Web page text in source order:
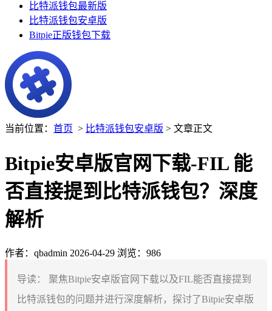
比特派钱包最新版
比特派钱包安卓版
Bitpie正版钱包下载
当前位置： 首页 > 比特派钱包安卓版 > 文章正文
Bitpie安卓版官网下载-FIL 能
否直接提到比特派钱包？深度
解析
作者：qbadmin 2026-04-29 浏览：986
导读：
聚焦Bitpie安卓版官网下载以及FIL能否直接提到
比特派钱包的问题并进行深度解析，探讨了Bitpie安卓版